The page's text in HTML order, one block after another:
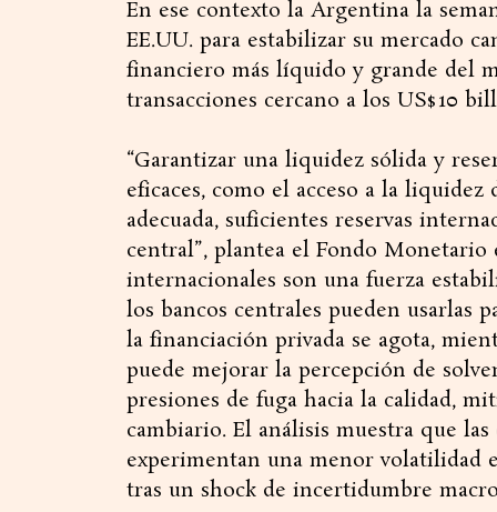
En ese contexto la Argentina la
EE.UU. para estabilizar su mercado
financiero más líquido y grande del
transacciones cercano a los US$ 10
“Garantizar una liquidez sólida y
eficaces, como el acceso a la
adecuada, suficientes reservas
central”, plantea el Fondo Monetario
internacionales son una fuerza
los bancos centrales pueden usarlas
la financiación privada se agota,
puede mejorar la percepción de
presiones de fuga hacia la calidad,
cambiario. El análisis muestra que
experimentan una menor volatilidad
tras un shock de incertidumbre